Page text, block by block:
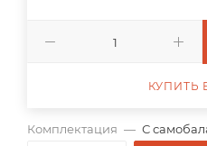
Комплектация — С
КУПИТЬ